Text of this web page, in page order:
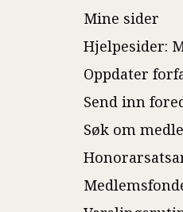
Mine sider
Hjelpesider:
Oppdater
Send inn
Søk om